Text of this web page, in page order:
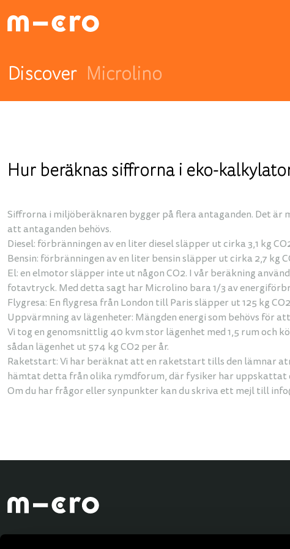
Discover Microlino
Hur beräknas siffrorna i eko-
Siffrorna i miljöberäknaren bygger på flera antaganden. Det
att antaganden behövs.
Diesel: förbränningen av en liter diesel släpper ut cirka 3,1 kg
Bensin: förbränningen av en liter bensin släpper ut cirka 2,7 kg
El: en elmotor släpper inte ut någon CO2. I vår beräkning
fotavtryck. Med detta sagt har Microlino bara 1/3 av
Flygresa: En flygresa från London till Paris släpper ut 125 kg
Uppvärmning av lägenheter: Mängden energi som behövs för
Vi tog en genomsnittlig 40 kvm stor lägenhet med 1,5 rum och
sådan lägenhet ut 574 kg CO2 per år.
Raketstart: Vi har beräknat att en raketstart tills den lämnar
hämtat detta från olika rymdforum, där fysiker har uppskattat
Om du har frågor eller synpunkter kan du skriva ett mejl till